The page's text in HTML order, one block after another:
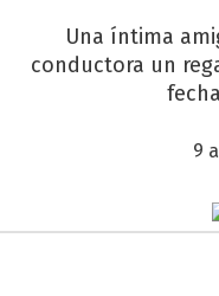
Una íntima
conductora un
9